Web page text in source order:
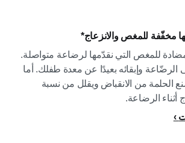
مخفّفة للمغص والانزعاج*
للمغص التي نقدّمها لرضاعة متواصلة.
الرضّاعة وإبقائه بعيدًا عن معدة طفلك. أما
الحلمة من الانقباض ويقلل من نسبة
أثناء الرضاعة.